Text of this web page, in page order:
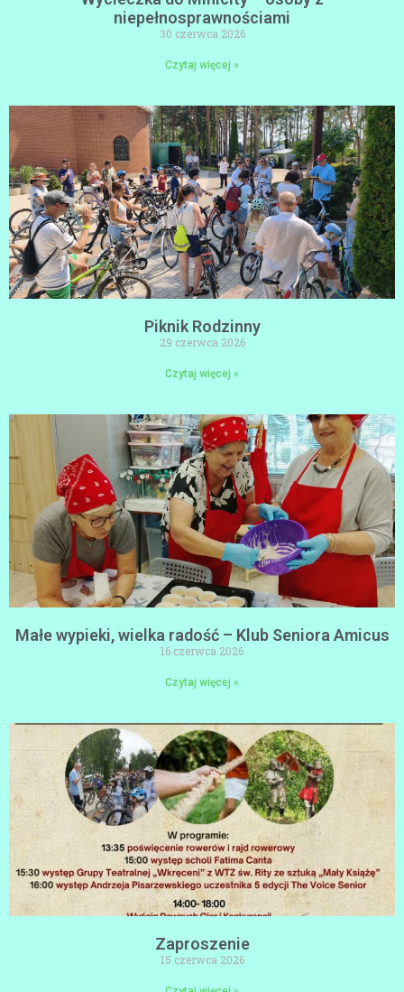
niepełnosprawnościami
30 czerwca 2026
Czytaj więcej »
Piknik Rodzinny
29 czerwca 2026
Czytaj więcej »
Małe wypieki, wielka radość – Klub Seniora Amicus
16 czerwca 2026
Czytaj więcej »
Zaproszenie
15 czerwca 2026